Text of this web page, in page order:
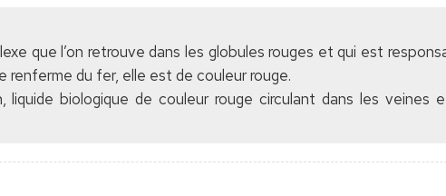
que l’on retrouve dans les globules rouges et qui est
renferme du fer, elle est de couleur rouge.
liquide biologique de couleur rouge circulant dans les